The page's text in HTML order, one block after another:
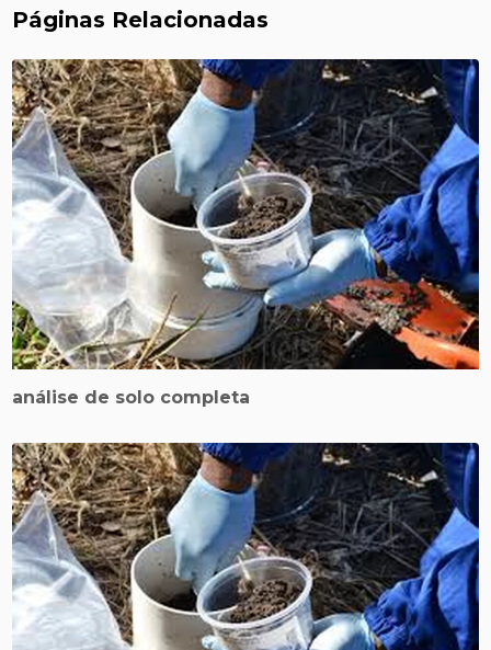
Páginas Relacionadas
análise de solo completa